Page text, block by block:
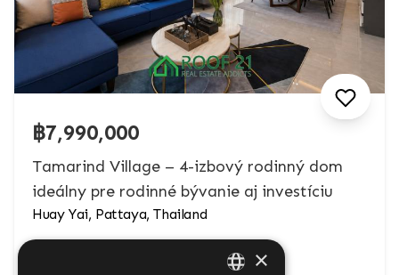
฿7,990,000
Tamarind Village – 4-izbový rodinný dom
ideálny pre rodinné bývanie aj investíciu
Huay Yai, Pattaya, Thailand
Thajčina, Zahraničné×